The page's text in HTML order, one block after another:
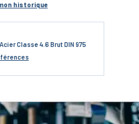
historique
Classe 4.6 Brut DIN 975